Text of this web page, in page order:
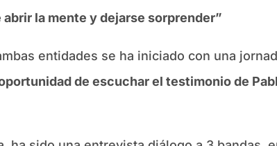
abrir la mente y dejarse sorprender”
entidades se ha iniciado con una
de escuchar el testimonio de